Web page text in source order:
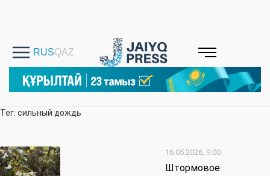
Тег: сильный дождь
16.05.2026, 9:00
Штормовое